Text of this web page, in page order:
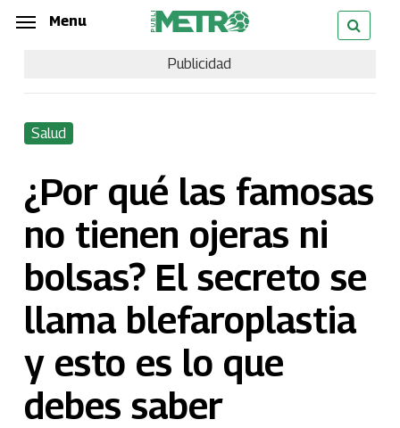
Skip
content
Menu
Publicidad
Salud
¿Por qué las famosas
no tienen ojeras ni
bolsas? El secreto se
llama blefaroplastia
y esto es lo que
debes saber
Menu